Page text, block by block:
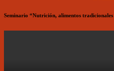
Seminario “Nutrición, alimentos